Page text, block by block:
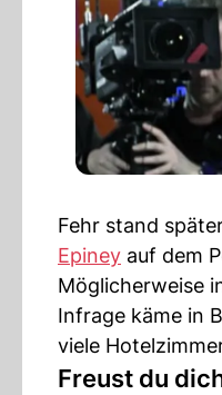
Fehr stand
Epiney auf dem
Möglicherweise
Infrage käme in
viele
Freust du